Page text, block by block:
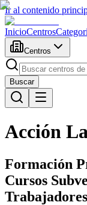
Ir al contenido
InicioCentros
Centros
Buscar
Acción
Formación
Cursos